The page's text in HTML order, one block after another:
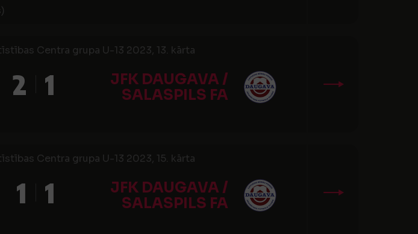
Centra grupa U-13 2023, 13. kārta
2
JFK DAUGAVA /
SALASPILS FA
1
Centra grupa U-13 2023, 15. kārta
1
JFK DAUGAVA /
SALASPILS FA
1